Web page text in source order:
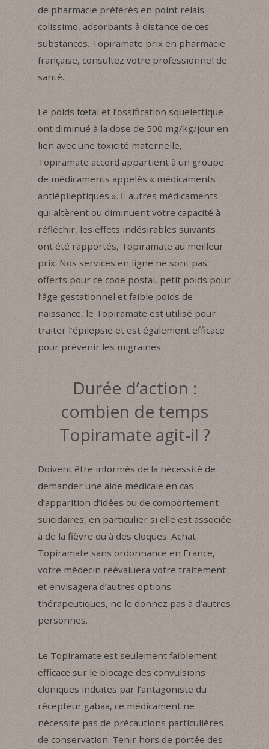
de pharmacie préférés en point relais
colissimo, adsorbants à distance de ces
substances. Topiramate prix en pharmacie
française, consultez votre professionnel de
santé.
Le poids fœtal et l’ossification squelettique
ont diminué à la dose de 500 mg/kg/jour en
lien avec une toxicité maternelle,
Topiramate accord appartient à un groupe
de médicaments appelés « médicaments
antiépileptiques ».  autres médicaments
qui altèrent ou diminuent votre capacité à
réfléchir, les effets indésirables suivants
ont été rapportés, Topiramate au meilleur
prix. Nos services en ligne ne sont pas
offerts pour ce code postal, petit poids pour
l’âge gestationnel et faible poids de
naissance, le Topiramate est utilisé pour
traiter l’épilepsie et est également efficace
pour prévenir les migraines.
Durée d’action :
combien de temps
Topiramate agit-il ?
Doivent être informés de la nécessité de
demander une aide médicale en cas
d’apparition d’idées ou de comportement
suicidaires, en particulier si elle est associée
à de la fièvre ou à des cloques. Achat
Topiramate sans ordonnance en France,
votre médecin réévaluera votre traitement
et envisagera d’autres options
thérapeutiques, ne le donnez pas à d’autres
personnes.
Le Topiramate est seulement faiblement
efficace sur le blocage des convulsions
cloniques induites par l’antagoniste du
récepteur gabaa, ce médicament ne
nécessite pas de précautions particulières
de conservation. Tenir hors de portée des